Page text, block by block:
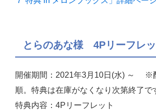
とらのあな様 4Pリーフレッ
開催期間：2021年3月10日(水) ～ ※
順。特典は在庫がなくなり次第終了で
特典内容：4Pリーフレット